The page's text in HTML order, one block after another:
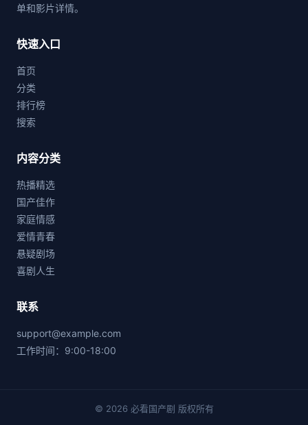
单和影片详情。
快速入口
首页
分类
排行榜
搜索
内容分类
热播精选
国产佳作
家庭情感
爱情青春
悬疑剧场
喜剧人生
联系
support@example.com
工作时间：9:00-18:00
© 2026 必看国产剧 版权所有